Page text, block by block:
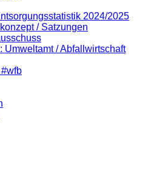
2024/2025
/ Satzungen
Umweltamt / Abfallwirtschaft